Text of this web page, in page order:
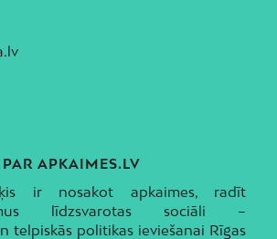
PAR APKAIMES.LV
ir nosakot apkaimes, radīt
līdzsvarotas sociāli –
telpiskās politikas ieviešanai Rīgas